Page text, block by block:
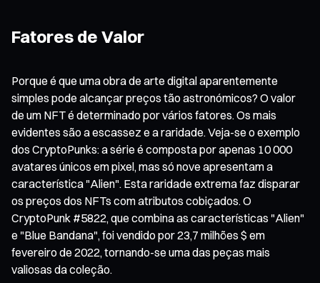
Fatores de Valor
Porque é que uma obra de arte digital aparentemente
simples pode alcançar preços tão astronómicos? O valor
de um NFT é determinado por vários fatores. Os mais
evidentes são a escassez e a raridade. Veja-se o exemplo
dos CryptoPunks: a série é composta por apenas 10 000
avatares únicos em pixel, mas só nove apresentam a
característica "Alien". Esta raridade extrema faz disparar
os preços dos NFTs com atributos cobiçados. O
CryptoPunk #5822, que combina as características "Alien"
e "Blue Bandana", foi vendido por 23,7 milhões $ em
fevereiro de 2022, tornando-se uma das peças mais
valiosas da coleção.